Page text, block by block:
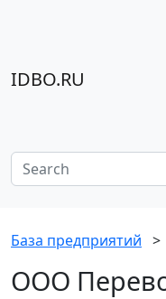
IDBO.RU
База предприятий >
ООО